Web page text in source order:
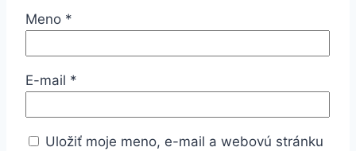
Meno *
E-mail *
Uložiť moje meno, e-mail a webovú stránku